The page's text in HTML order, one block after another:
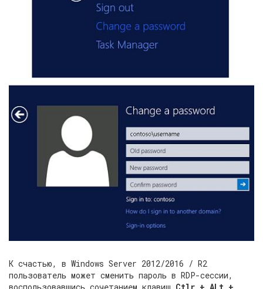
К счастью, в Windows Server 2012/2016 / R2
пользователь может сменить пароль в RDP-сессии,